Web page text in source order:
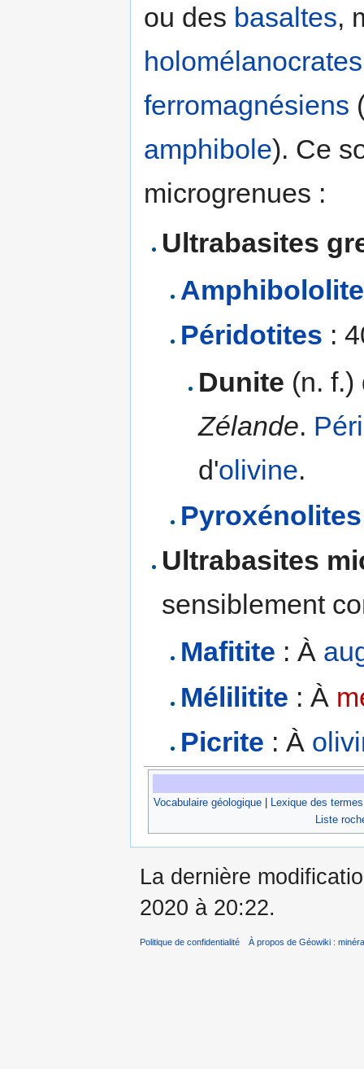
ou des basaltes,
holomélanocrates
ferromagnésiens
amphibole). Ce
microgrenues :
Ultrabasites
Péridotites :
Dunite (n.
Zélande.
d'olivine.
Pyroxénolites
Ultrabasites
sensiblement
Mafitite : À
Mélilitite : À
Picrite : À
Vocabulaire géologique
Lexique des
Liste
La dernière
2020 à 20:22.
Politique de confidentialité À propos de Géowiki :